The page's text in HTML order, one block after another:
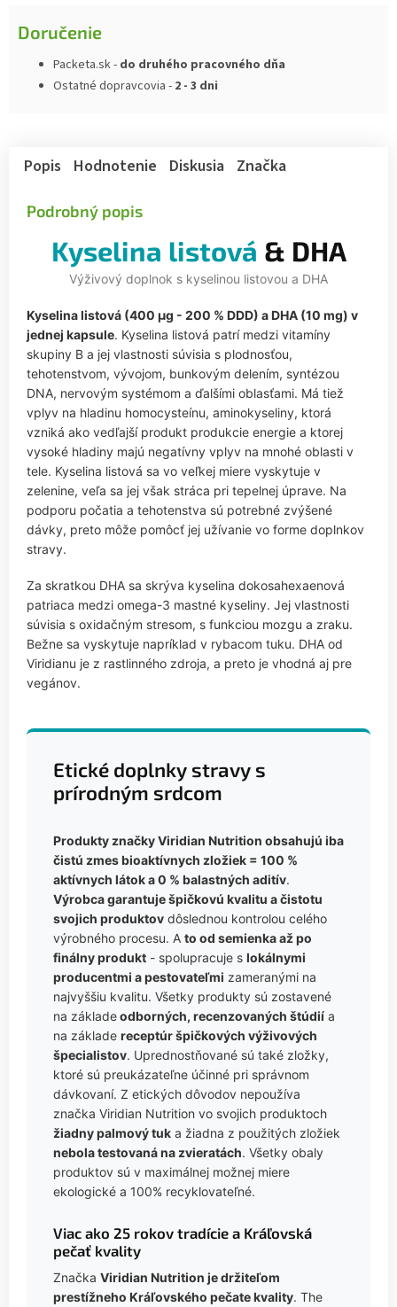
Doručenie
Packeta.sk - do druhého pracovného dňa
Ostatné dopravcovia - 2 - 3 dni
Popis Hodnotenie Diskusia Značka
Podrobný popis
Kyselina listová & DHA
Výživový doplnok s kyselinou listovou a DHA
Kyselina listová (400 µg - 200 % DDD) a DHA (10 mg) v
jednej kapsule. Kyselina listová patrí medzi vitamíny
skupiny B a jej vlastnosti súvisia s plodnosťou,
tehotenstvom, vývojom, bunkovým delením, syntézou
DNA, nervovým systémom a ďalšími oblasťami. Má tiež
vplyv na hladinu homocysteínu, aminokyseliny, ktorá
vzniká ako vedľajší produkt produkcie energie a ktorej
vysoké hladiny majú negatívny vplyv na mnohé oblasti v
tele. Kyselina listová sa vo veľkej miere vyskytuje v
zelenine, veľa sa jej však stráca pri tepelnej úprave. Na
podporu počatia a tehotenstva sú potrebné zvýšené
dávky, preto môže pomôcť jej užívanie vo forme doplnkov
stravy.
Za skratkou DHA sa skrýva kyselina dokosahexaenová
patriaca medzi omega-3 mastné kyseliny. Jej vlastnosti
súvisia s oxidačným stresom, s funkciou mozgu a zraku.
Bežne sa vyskytuje napríklad v rybacom tuku. DHA od
Viridianu je z rastlinného zdroja, a preto je vhodná aj pre
vegánov.
Etické doplnky stravy s
prírodným srdcom
Produkty značky Viridian Nutrition obsahujú iba
čistú zmes bioaktívnych zložiek = 100 %
aktívnych látok a 0 % balastných aditív.
Výrobca garantuje špičkovú kvalitu a čistotu
svojich produktov dôslednou kontrolou celého
výrobného procesu. A to od semienka až po
finálny produkt - spolupracuje s lokálnymi
producentmi a pestovateľmi zameranými na
najvyššiu kvalitu. Všetky produkty sú zostavené
na základeodborných, recenzovaných štúdií a
na základe receptúr špičkových výživových
špecialistov. Uprednostňované sú také zložky,
ktoré sú preukázateľne účinné pri správnom
dávkovaní. Z etických dôvodov nepoužíva
značka Viridian Nutrition vo svojich produktoch
žiadny palmový tuk a žiadna z použitých zložiek
nebola testovaná na zvieratách. Všetky obaly
produktov sú v maximálnej možnej miere
ekologické a 100% recyklovateľné.
Viac ako 25 rokov tradície a Kráľovská
pečať kvality
Značka Viridian Nutrition je držiteľom
prestížneho Kráľovského pečate kvality. The